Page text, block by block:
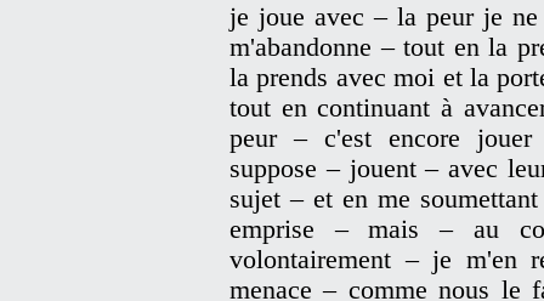
je joue avec – la peur je
m'abandonne – tout en la
la prends avec moi et la
tout en continuant à
peur – c'est encore
suppose – jouent – avec
sujet – et en me
emprise – mais – au
volontairement – je m'en
menace – comme nous le